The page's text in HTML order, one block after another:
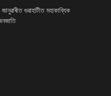
গুৱাহাটীত মহাকাব্যিক